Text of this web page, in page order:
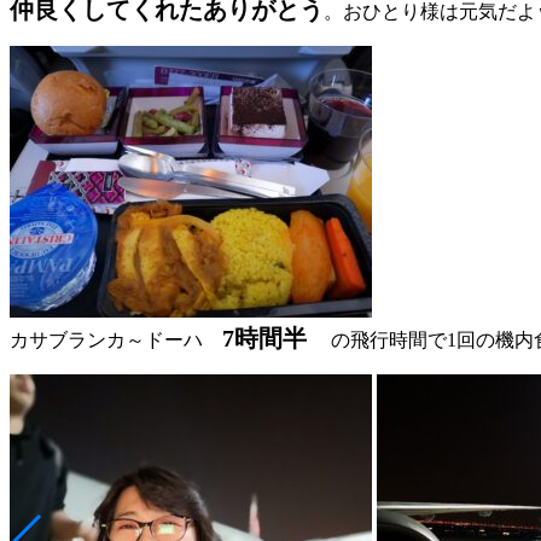
仲良くしてくれたありがとう 。おひとり様は元気だよ
カサブランカ～ドーハ 7時間半 の飛行時間で1回の機内